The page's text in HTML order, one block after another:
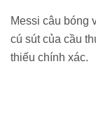
Messi câu bóng
cú sút của cầu
thiếu chính xác.